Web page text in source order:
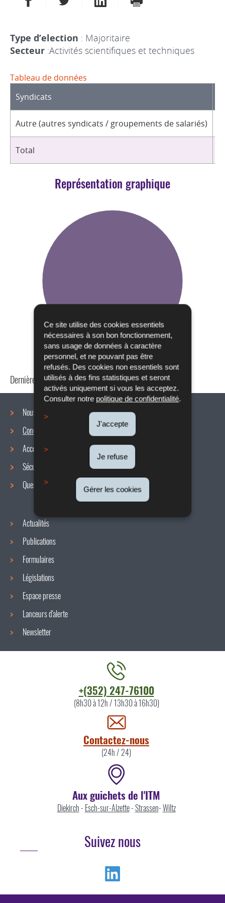
Ce site utilise des cookies essentiels
nécessaires à son bon fonctionnement,
sans usage de données à caractère
personnel, et ne pouvant pas être
refusés. Des cookies non essentiels sont
utilisés à des fins statistiques et seront
activés uniquement si vous les acceptez.
Consulter notre politique de confidentialité.
J'accepte
Je refuse
Gérer les cookies
Type d’election : Majoritaire
Secteur :Activités scientifiques et techniques
Tableau de données
Syndicats
Autre (autres syndicats / groupements de salariés)
Total
Représentation graphique
Dernière mise à jour24/04/2024
Menu
de
navigation
Nous connaître
Conditions de travail
Accords collectifs
Sécurité / Santé au travail
Questions / réponses
Actualités
Publications
Formulaires
Législations
Espace presse
Lanceurs d'alerte
Newsletter
+(352) 247-76100
(8h30 à 12h / 13h30 à 16h30)
Contactez-nous
(24h / 24)
Aux guichets de l'ITM
Diekirch- Esch-sur-Alzette-Strassen-Wiltz
Suivez nous